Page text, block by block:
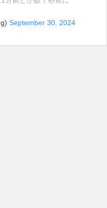
September 30, 2024